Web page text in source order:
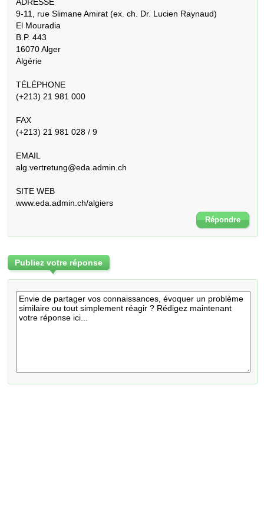
9-11, rue Slimane Amirat (ex. ch. Dr. Lucien Raynaud)
El Mouradia
B.P. 443
16070 Alger
Algérie
TÉLÉPHONE
(+213) 21 981 000
FAX
(+213) 21 981 028 / 9
EMAIL
alg.vertretung@eda.admin.ch
SITE WEB
www.eda.admin.ch/algiers
Répondre
Publiez votre réponse